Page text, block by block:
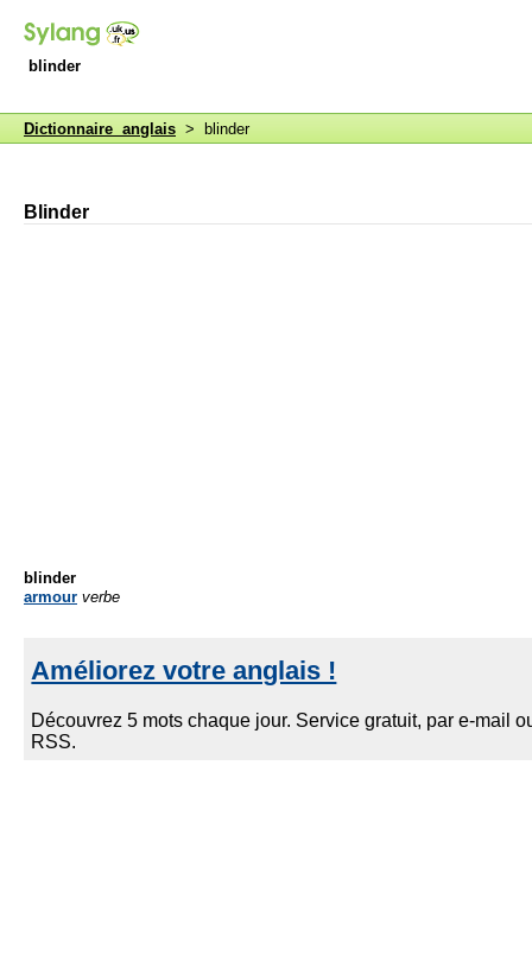
blinder
Dictionnaire anglais > blinder
Blinder
blinder
armour verbe